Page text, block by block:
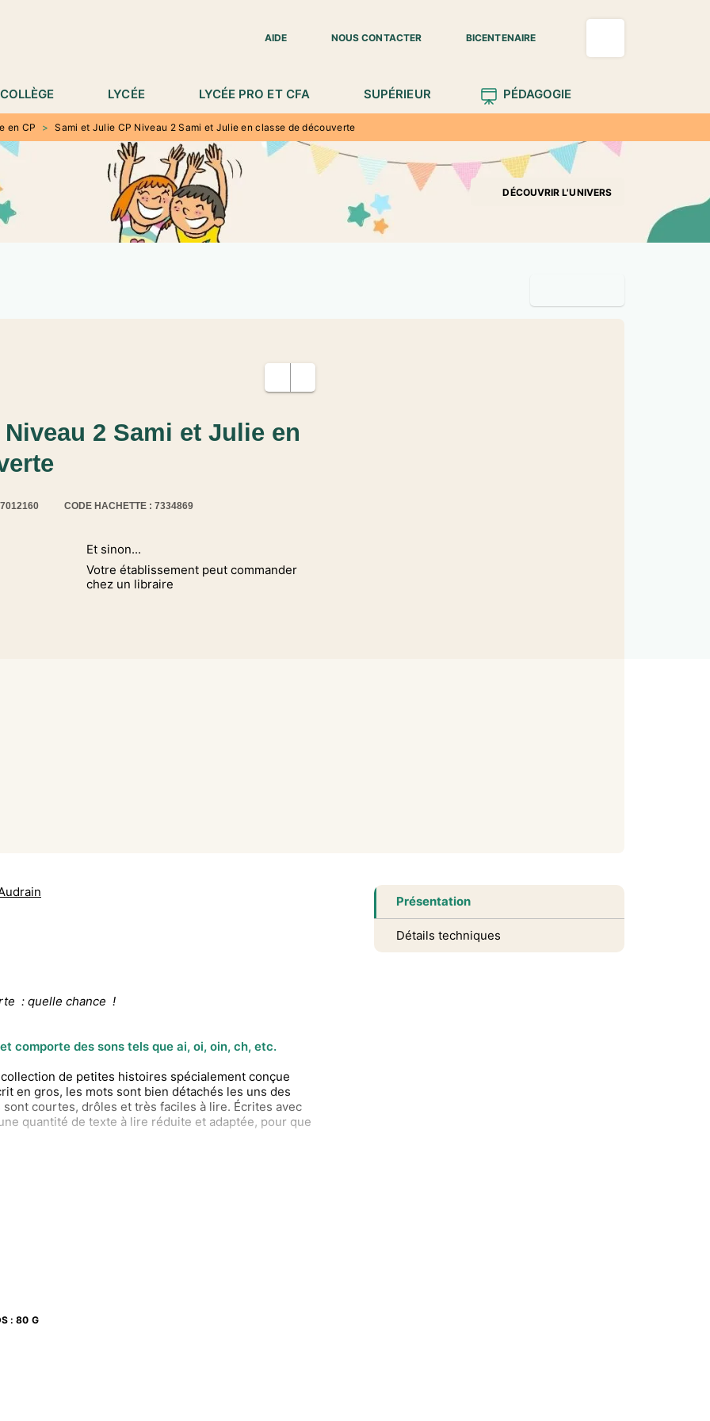
AIDE
NOUS CONTACTER BICENTENAIRE
COLLÈGE LYCÉE LYCÉE PRO ET CFA SUPÉRIEUR PÉDAGOGIE
en CP > Sami et Julie CP Niveau 2 Sami et Julie en classe de découverte
DÉCOUVRIR L'UNIVERS
2 Sami et Julie en
CODE HACHETTE : 7334869
Et sinon...
Votre établissement peut commander
chez un libraire
: quelle chance !
comporte des sons tels que ai, oi, oin, ch, etc.
de petites histoires spécialement conçue
en gros, les mots sont bien détachés les uns des
courtes, drôles et très faciles à lire. Écrites avec
quantité de texte à lire réduite et adaptée, pour que
:80 G
Présentation
Détails techniques